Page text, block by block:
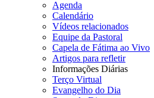
Agenda
Calendário
Vídeos relacionados
Equipe da Pastoral
Capela de Fátima ao Vivo
Artigos para refletir
Informações Diárias
Terço Virtual
Evangelho do Dia